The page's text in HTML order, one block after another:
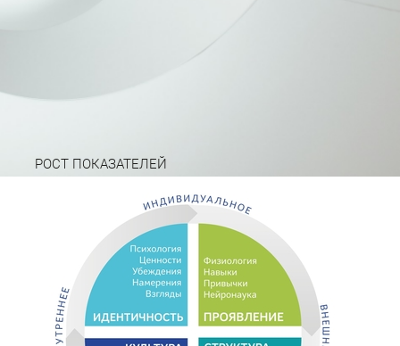
РОСТ ПОКАЗАТЕЛЕЙ
30%